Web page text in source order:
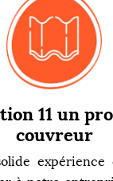
11 un
couvreur
expérience